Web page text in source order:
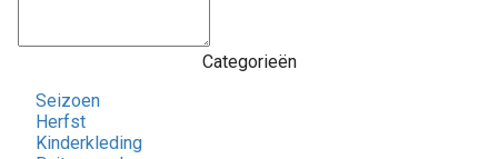
Categorieën
Seizoen
Herfst
Kinderkleding